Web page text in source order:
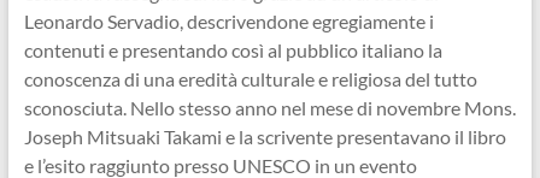
Leonardo Servadio, descrivendone egregiamente i
contenuti e presentando così al pubblico italiano la
conoscenza di una eredità culturale e religiosa del tutto
sconosciuta. Nello stesso anno nel mese di novembre Mons.
Joseph Mitsuaki Takami e la scrivente presentavano il libro
e l’esito raggiunto presso UNESCO in un evento